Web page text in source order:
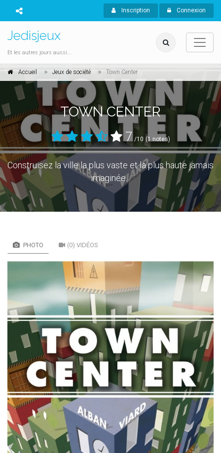
Inscription Connexion
Jedisjeux
Et les autres jours aussi...
Accueil Jeux de société Town Center
TOWN CENTER
7 /10 (1 notes)
Construisez la ville la plus vaste et la plus haute jamais
imaginée...
PHOTO (0) VIDÉOS